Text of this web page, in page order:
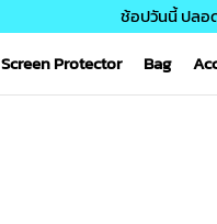
ช้อปวันนี้ ปลอ
Screen Protector Bag